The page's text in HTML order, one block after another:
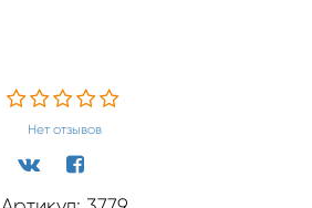
Нет отзывов